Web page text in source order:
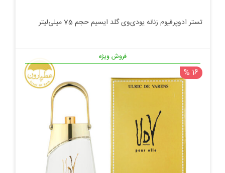
تستر ادوپرفیوم زنانه یودی‌وی گلد ایسیم حجم 75 میلی‌لیتر
فروش ویژه
16 %